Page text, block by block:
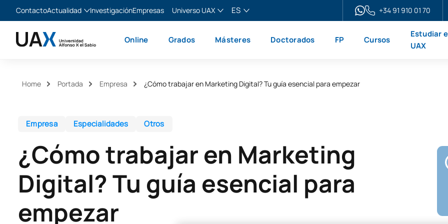
ContactoActualidad
Noticias
InvestigaciónEmpresas
Universo UAX
XTART
ES
English
+34 91 910 01 70
Online Grados Másteres Doctorados FP Cursos
Estudiar
UAX
Home Portada Empresa ¿Cómo trabajar en Marketing Digital? Tu guía esencial para empezar
Empresa Especialidades Otros
¿Cómo trabajar en Marketing
Digital? Tu guía esencial para
empezar